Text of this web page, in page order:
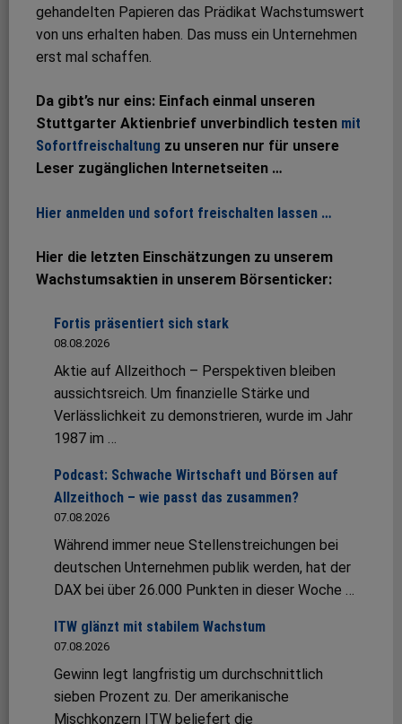
gehandelten Papieren das Prädikat Wachstumswert
von uns erhalten haben. Das muss ein Unternehmen
erst mal schaffen.
Da gibt’s nur eins: Einfach einmal unseren
Stuttgarter Aktienbrief unverbindlich testen mit
Sofortfreischaltung zu unseren nur für unsere
Leser zugänglichen Internetseiten …
Hier anmelden und sofort freischalten lassen …
Hier die letzten Einschätzungen zu unserem
Wachstumsaktien in unserem Börsenticker:
Fortis präsentiert sich stark
08.08.2026
Aktie auf Allzeithoch – Perspektiven bleiben
aussichtsreich. Um finanzielle Stärke und
Verlässlichkeit zu demonstrieren, wurde im Jahr
1987 im …
Podcast: Schwache Wirtschaft und Börsen auf
Allzeithoch – wie passt das zusammen?
07.08.2026
Während immer neue Stellenstreichungen bei
deutschen Unternehmen publik werden, hat der
DAX bei über 26.000 Punkten in dieser Woche …
ITW glänzt mit stabilem Wachstum
07.08.2026
Gewinn legt langfristig um durchschnittlich
sieben Prozent zu. Der amerikanische
Mischkonzern ITW beliefert die